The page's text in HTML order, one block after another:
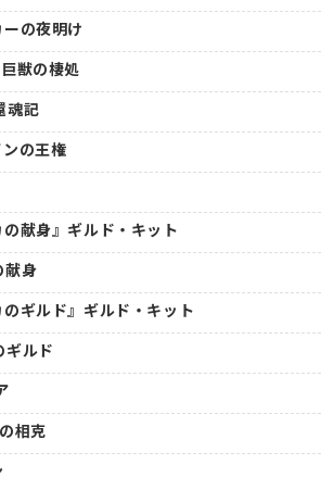
ーの夜明け
獣の棲処
魂記
ンの王権
の献身』ギルド・キット
献身
のギルド』ギルド・キット
ギルド
相克